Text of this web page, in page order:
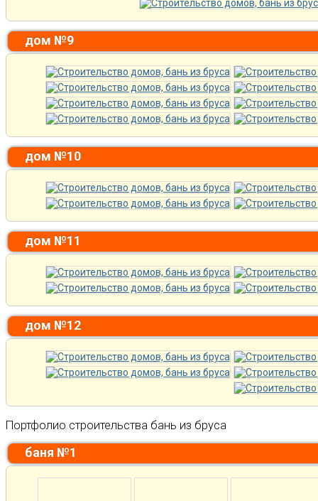
дом №9
дом №10
дом №11
дом №12
Портфолио строительства бань из бруса
баня №1